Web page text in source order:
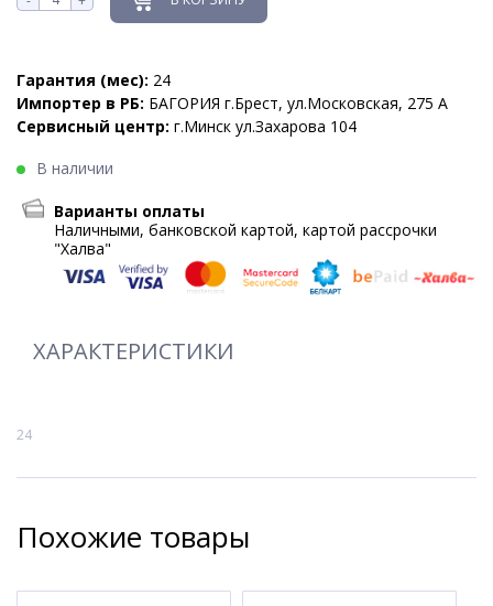
Гарантия (мес): 24
Импортер в РБ: БАГОРИЯ г.Брест, ул.Московская, 275 А
Сервисный центр: г.Минск ул.Захарова 104
В наличии
Варианты оплаты
Наличными, банковской картой, картой рассрочки
"Халва"
ХАРАКТЕРИСТИКИ
24
Похожие товары